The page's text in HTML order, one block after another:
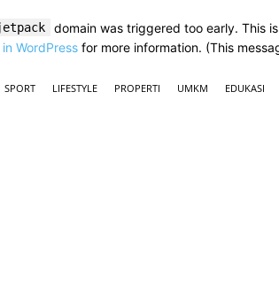
domain was triggered too early. This
WordPress for more information. (This
SPORT LIFESTYLE PROPERTI UMKM EDUKASI